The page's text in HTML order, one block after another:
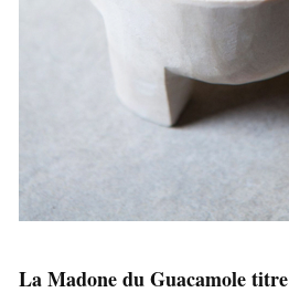
La Madone du Guacamole titre